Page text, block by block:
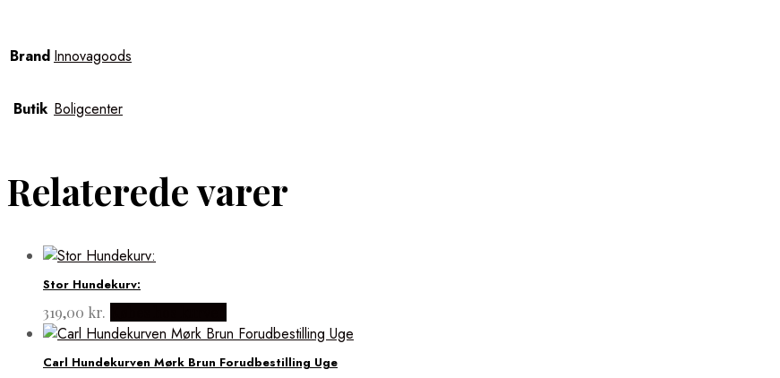
Brand Innovagoods
Butik Boligcenter
Relaterede varer
Stor Hundekurv:
319,00 kr.
Carl Hundekurven Mørk Brun Forudbestilling Uge